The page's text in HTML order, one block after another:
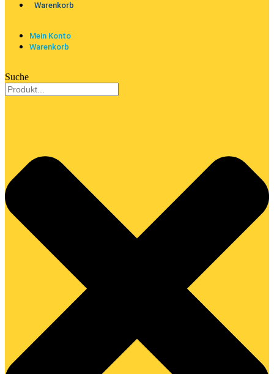
Warenkorb
Mein Konto
Warenkorb
Suche